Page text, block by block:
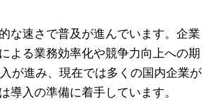
な速さで普及が進んでいます。企業
よる業務効率化や競争力向上への期
が進み、現在では多くの国内企業が
導入の準備に着手しています。